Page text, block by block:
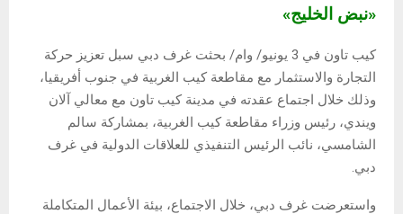
«نبض الخليج»
كيب تاون في 3 يونيو/ وام/ بحثت غرف دبي سبل تعزيز حركة
التجارة والاستثمار مع مقاطعة كيب الغربية في جنوب أفريقيا،
وذلك خلال اجتماع عقدته في مدينة كيب تاون مع معالي آلان
ويندي، رئيس وزراء مقاطعة كيب الغربية، بمشاركة سالم
الشامسي، نائب الرئيس التنفيذي للعلاقات الدولية في غرف
دبي.
واستعرضت غرف دبي، خلال الاجتماع، بيئة الأعمال المتكاملة